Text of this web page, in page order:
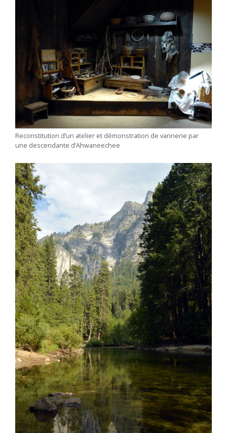
Reconstitution d’un atelier et démonstration de vannerie par
une descendante d’Ahwaneechee